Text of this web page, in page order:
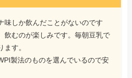
味しか飲んだことがないのです
飲むのが楽しみです。毎朝豆乳で
す。
製法のものを選んでいるので安